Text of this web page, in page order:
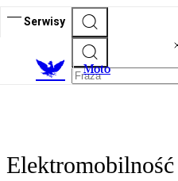
Serwisy
Moto